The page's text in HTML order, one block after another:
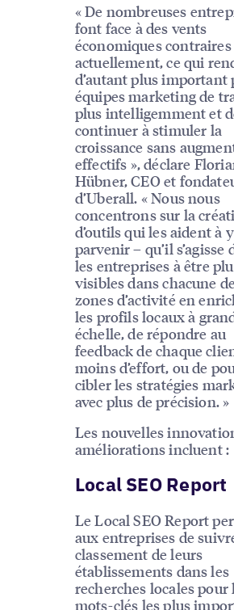
« De nombreuses
font face à des vents
économiques contraires
actuellement, ce qui
d’autant plus important
équipes marketing de
plus intelligemment et
continuer à stimuler la
croissance sans
effectifs », déclare
Hübner, CEO et
d’Uberall. « Nous nous
concentrons sur la
d’outils qui les aident à y
parvenir – qu’il s’agisse
les entreprises à être
visibles dans chacune
zones d’activité en
les profils locaux à
échelle, de répondre au
feedback de chaque
moins d’effort, ou de
cibler les stratégies
avec plus de précision. »
Les nouvelles
améliorations incluent :
Local SEO Report
Le Local SEO Report
aux entreprises de
classement de leurs
établissements dans les
recherches locales pour
mots-clés les plus